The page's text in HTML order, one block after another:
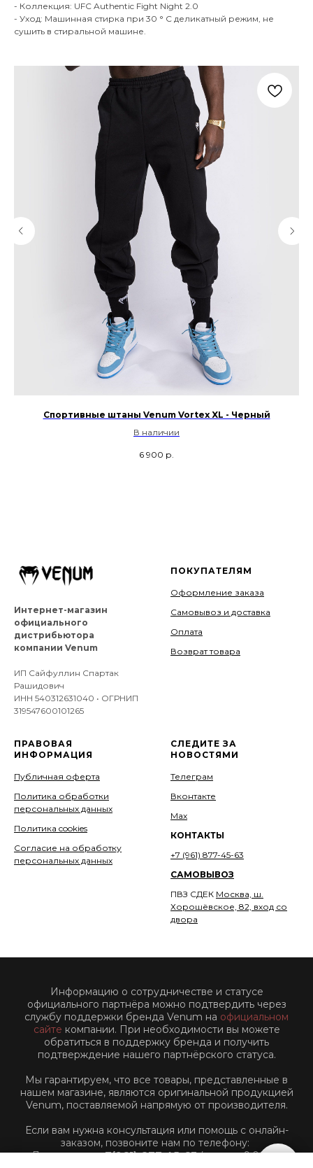
- Коллекция: UFC Authentic Fight Night 2.0
- Уход: Машинная стирка при 30 ° C деликатный режим, не
сушить в стиральной машине.
Спортивные штаны Venum Vortex XL - Черный
В наличии
6 900 р.
Интернет-магазин
официального
дистрибьютора
компании Venum
ИП Сайфуллин Спартак
Рашидович
ИНН 540312631040 • ОГРНИП
319547600101265
ПОКУПАТЕЛЯМ
Оформление заказа
Самовывоз и доставка
Оплата
Возврат товара
ПРАВОВАЯ
ИНФОРМАЦИЯ
Публичная оферта
Политика обработки
персональных данных
Политика cookies
Согласие на обработку
персональных данных
СЛЕДИТЕ ЗА
НОВОСТЯМИ
Телеграм
Вконтакте
Мах
КОНТАКТЫ
+7 (961) 877-45-63
САМОВЫВОЗ
ПВЗ СДЕК Москва, ш.
Хорошёвское, 82, вход со
двора
Информацию о сотрудничестве и статусе
официального партнёра можно подтвердить через
службу поддержки бренда Venum на официальном
сайте компании. При необходимости вы можете
обратиться в поддержку бренда и получить
подтверждение нашего партнёрского статуса.
Мы гарантируем, что все товары, представленные в
нашем магазине, являются оригинальной продукцией
Venum, поставляемой напрямую от производителя.
Если вам нужна консультация или помощь с онлайн-
заказом, позвоните нам по телефону:
Для звонков:+7(961)-877-45-63(пн-пт: с 9:00 до